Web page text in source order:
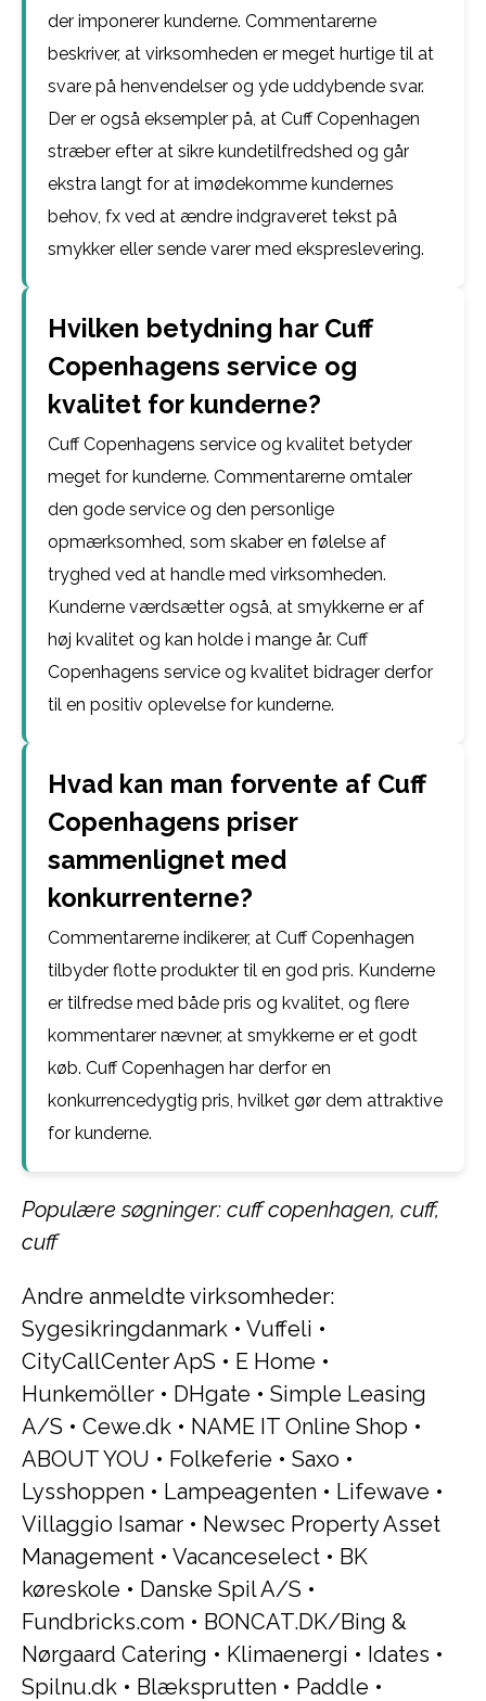
der imponerer kunderne. Commentarerne
beskriver, at virksomheden er meget hurtige til at
svare på henvendelser og yde uddybende svar.
Der er også eksempler på, at Cuff Copenhagen
stræber efter at sikre kundetilfredshed og går
ekstra langt for at imødekomme kundernes
behov, fx ved at ændre indgraveret tekst på
smykker eller sende varer med ekspreslevering.
Hvilken betydning har Cuff
Copenhagens service og
kvalitet for kunderne?
Cuff Copenhagens service og kvalitet betyder
meget for kunderne. Commentarerne omtaler
den gode service og den personlige
opmærksomhed, som skaber en følelse af
tryghed ved at handle med virksomheden.
Kunderne værdsætter også, at smykkerne er af
høj kvalitet og kan holde i mange år. Cuff
Copenhagens service og kvalitet bidrager derfor
til en positiv oplevelse for kunderne.
Hvad kan man forvente af Cuff
Copenhagens priser
sammenlignet med
konkurrenterne?
Commentarerne indikerer, at Cuff Copenhagen
tilbyder flotte produkter til en god pris. Kunderne
er tilfredse med både pris og kvalitet, og flere
kommentarer nævner, at smykkerne er et godt
køb. Cuff Copenhagen har derfor en
konkurrencedygtig pris, hvilket gør dem attraktive
for kunderne.
Populære søgninger: cuff copenhagen, cuff,
cuff
Andre anmeldte virksomheder:
Sygesikringdanmark • Vuffeli •
CityCallCenter ApS • E Home •
Hunkemöller • DHgate • Simple Leasing
A/S • Cewe.dk • NAME IT Online Shop •
ABOUT YOU • Folkeferie • Saxo •
Lysshoppen • Lampeagenten • Lifewave •
Villaggio Isamar • Newsec Property Asset
Management • Vacanceselect • BK
køreskole • Danske Spil A/S •
Fundbricks.com • BONCAT.DK/Bing &
Nørgaard Catering • Klimaenergi • Idates •
Spilnu.dk • Blæksprutten • Paddle •